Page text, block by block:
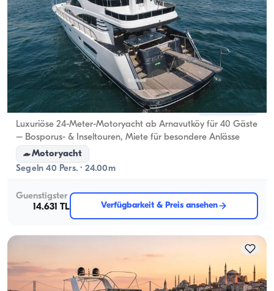
Arnavutköy, İstanbul Neues Boot
Luxuriöse 24-Meter-Motoryacht ab Arnavutköy für 40 Gäste
– Bosporus- & Inseltouren, Miete für besondere Anlässe
Motoryacht
Segeln 40 Pers. · 24.00m
Guenstigster
14.631 TL
Verfügbarkeit & Preis ansehen